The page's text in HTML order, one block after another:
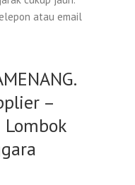
atau email
–
Lombok